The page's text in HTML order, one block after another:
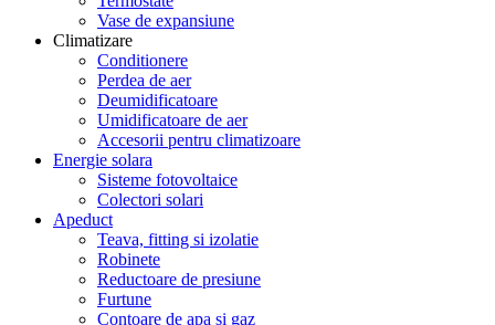
Vase de expansiune
Climatizare
Conditionere
Perdea de aer
Deumidificatoare
Umidificatoare de aer
Accesorii pentru climatizoare
Energie solara
Sisteme fotovoltaice
Colectori solari
Apeduct
Teava, fitting si izolatie
Robinete
Reductoare de presiune
Furtune
Contoare de apa și gaz